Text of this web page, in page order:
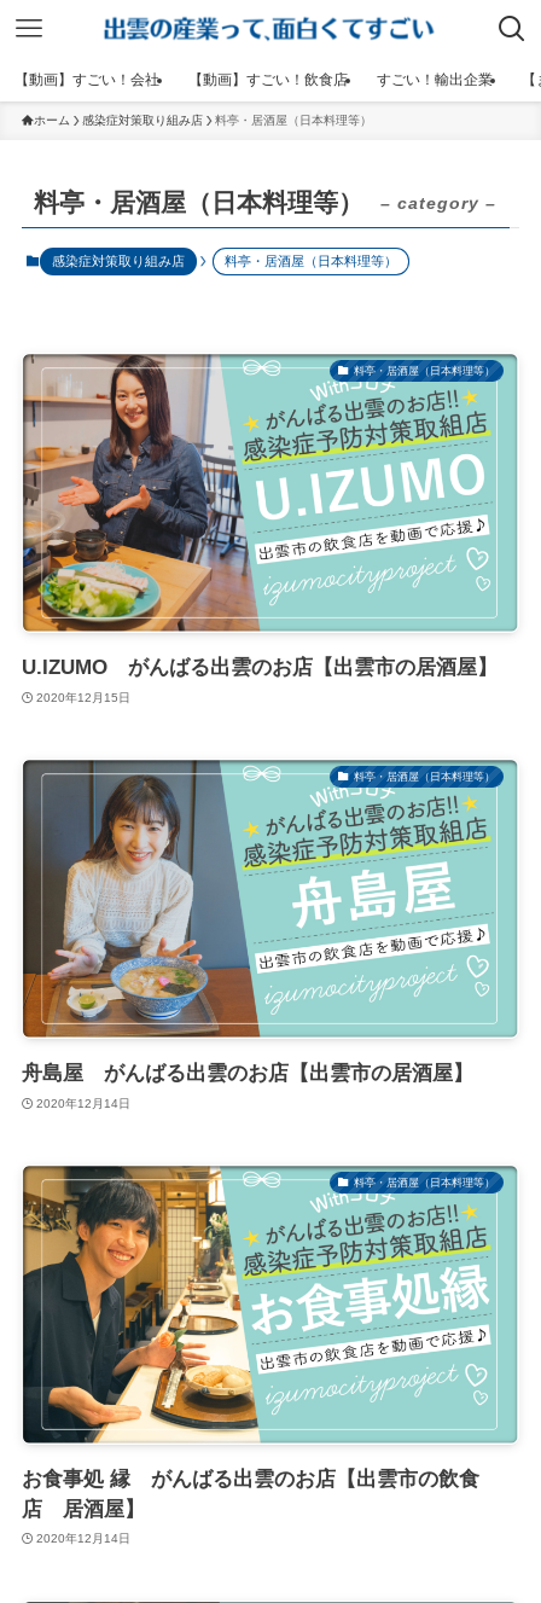
【動画】すごい！会社 【動画】すごい！飲食店 すごい！輸出企業
ホーム 感染症対策取り組み店 料亭・居酒屋（日本料理等）
料亭・居酒屋（日本料理等） – category –
感染症対策取り組み店 料亭・居酒屋（日本料理等）
料亭・居酒屋（日本料理等）
U.IZUMO がんばる出雲のお店【出雲市の居酒屋】
2020年12月15日
料亭・居酒屋（日本料理等）
舟島屋 がんばる出雲のお店【出雲市の居酒屋】
2020年12月14日
料亭・居酒屋（日本料理等）
お食事処 縁 がんばる出雲のお店【出雲市の飲食
店 居酒屋】
2020年12月14日